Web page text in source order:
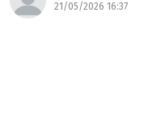
21/05/2026 16:37